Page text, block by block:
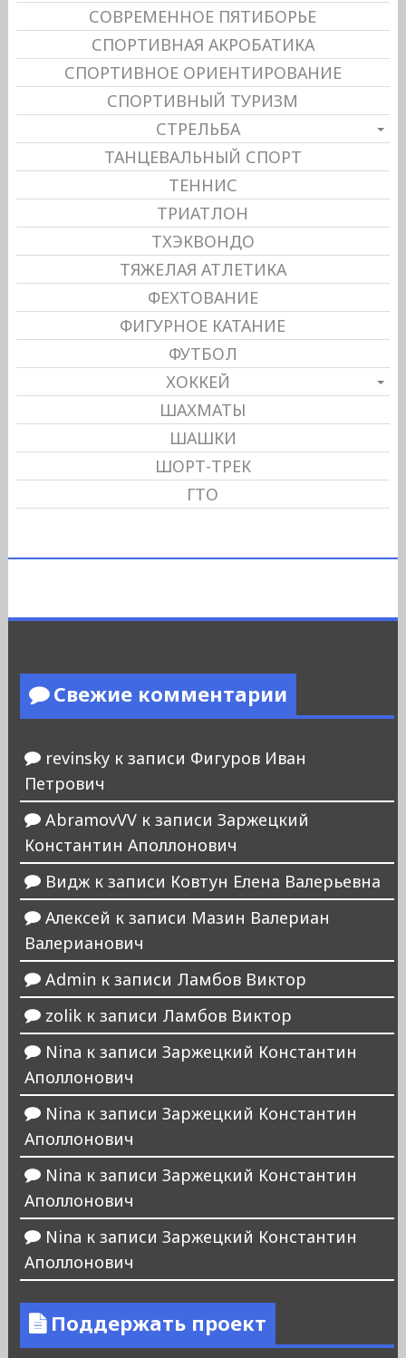
СОВРЕМЕННОЕ ПЯТИБОРЬЕ
СПОРТИВНАЯ АКРОБАТИКА
СПОРТИВНОЕ ОРИЕНТИРОВАНИЕ
СПОРТИВНЫЙ ТУРИЗМ
СТРЕЛЬБА
ТАНЦЕВАЛЬНЫЙ СПОРТ
ТЕННИС
ТРИАТЛОН
ТХЭКВОНДО
ТЯЖЕЛАЯ АТЛЕТИКА
ФЕХТОВАНИЕ
ФИГУРНОЕ КАТАНИЕ
ФУТБОЛ
ХОККЕЙ
ШАХМАТЫ
ШАШКИ
ШОРТ-ТРЕК
ГТО
Свежие комментарии
revinskyк записи Фигуров Иван
Петрович
AbramovVVк записи Заржецкий
Константин Аполлонович
Виджк записи Ковтун Елена Валерьевна
Алексей к записи Мазин Валериан
Валерианович
Admin к записи Ламбов Виктор
zolikк записи Ламбов Виктор
Nina к записи Заржецкий Константин
Аполлонович
Nina к записи Заржецкий Константин
Аполлонович
Nina к записи Заржецкий Константин
Аполлонович
Nina к записи Заржецкий Константин
Аполлонович
Поддержать проект